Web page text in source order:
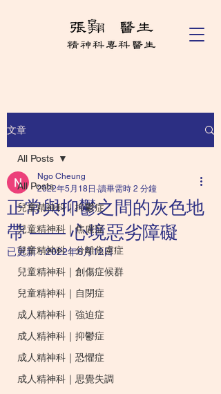
文章
All Posts
兒童精神科｜抑鬱症
兒童精神科｜焦慮症
兒童精神科｜分離焦慮症
兒童精神科｜創傷症候群
兒童精神科｜自閉症
成人精神科｜強迫症
成人精神科｜抑鬱症
成人精神科｜恐懼症
成人精神科｜思覺失調
All Posts
正常與抑鬱之間的灰色地
帶 —— 心境惡劣障礙
Ngo Cheung
2022年5月18日 讀畢需時 2 分鐘
已更新：2022年6月12日